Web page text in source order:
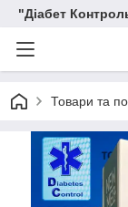
"Діабет
Товари та